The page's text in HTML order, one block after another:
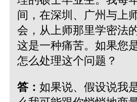
间，在深圳、广州与上
会，从上师那里学密法
这是一种痛苦。如果您
怎么处理这个问题？
答： 如果说、假设说我